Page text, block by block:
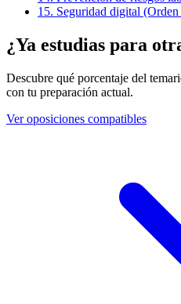
15. Seguridad digital
¿Ya estudias para
Descubre qué porcentaje del
con tu preparación actual.
Ver oposiciones compatibles